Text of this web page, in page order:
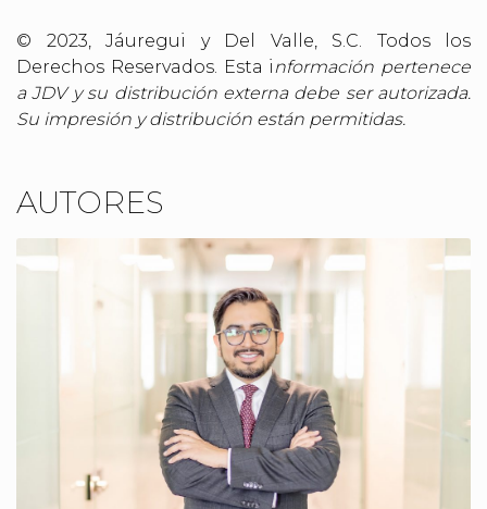
©️ 2023, Jáuregui y Del Valle, S.C. Todos los
Derechos Reservados. Esta i nformación pertenece
a JDV y su distribución externa debe ser autorizada.
Su impresión y distribución están permitidas.
AUTORES